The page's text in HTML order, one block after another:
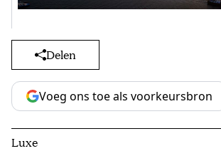
Delen
Voeg ons toe als voorkeursbron
Luxe